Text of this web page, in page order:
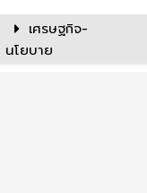
เศรษฐกิจ-
นโยบาย